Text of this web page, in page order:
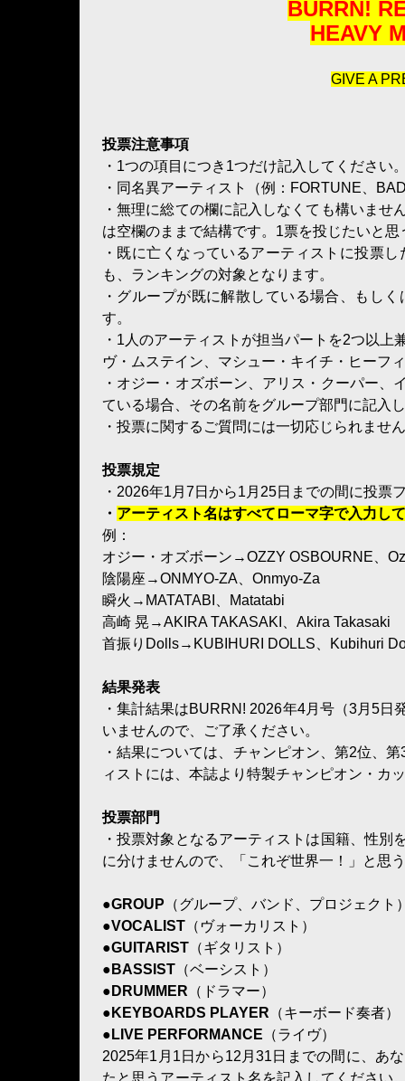
BURRN!
HEAVY
GIVE A
投票注意事項
・1つの項目につき1つだけ記入してください
・同名異アーティスト（例：FORTUNE、
・無理に総ての欄に記入しなくても構いま
は空欄のままで結構です。1票を投じたいと
・既に亡くなっているアーティストに投票
も、ランキングの対象となります。
・グループが既に解散している場合、もし
す。
・1人のアーティストが担当パートを2つ以
ヴ・ムステイン、マシュー・キイチ・ヒーフ
・オジー・オズボーン、アリス・クーパー
ている場合、その名前をグループ部門に記入
・投票に関するご質問には一切応じられませ
投票規定
・2026年1月7日から1月25日までの間に投票
・ アーティスト名はすべてローマ字で入力し
例：
オジー・オズボーン→OZZY OSBOURNE、
陰陽座→ONMYO-ZA、Onmyo-Za
瞬火→MATATABI、Matatabi
高崎 晃→AKIRA TAKASAKI、Akira Takasaki
首振りDolls→KUBIHURI DOLLS、Kubihuri
結果発表
・集計結果はBURRN! 2026年4月号（3月5
いませんので、ご了承ください。
・結果については、チャンピオン、第2位、
ィストには、本誌より特製チャンピオン・カ
投票部門
・投票対象となるアーティストは国籍、性
に分けませんので、「これぞ世界一！」と思
●GROUP （グループ、バンド、プロジェクト
●VOCALIST （ヴォーカリスト）
●GUITARIST （ギタリスト）
●BASSIST （ベーシスト）
●DRUMMER （ドラマー）
●KEYBOARDS PLAYER （キーボード奏者）
●LIVE PERFORMANCE （ライヴ）
2025年1月1日から12月31日までの間に、あ